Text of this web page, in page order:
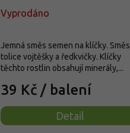
Vyprodáno
39 Kč / balení
Detail
Jemná směs semen na klíčky. Směs
tolice vojtěšky a ředkvičky. Klíčky
těchto rostlin obsahují minerály,...